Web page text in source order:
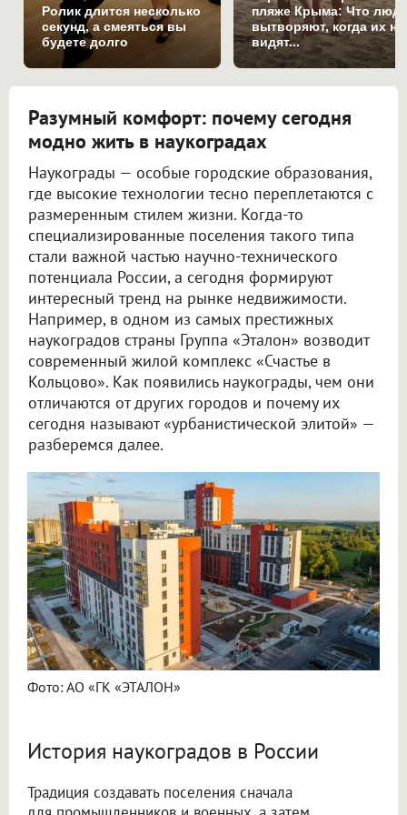
Ролик длится несколько
секунд, а смеяться вы
будете долго
пляже Крыма: Что
вытворяют, когда их не
видят...
Разумный комфорт: почему сегодня
модно жить в наукоградах
Наукограды — особые городские образования,
где высокие технологии тесно переплетаются с
размеренным стилем жизни. Когда-то
специализированные поселения такого типа
стали важной частью научно-технического
потенциала России, а сегодня формируют
интересный тренд на рынке недвижимости.
Например, в одном из самых престижных
наукоградов страны Группа «Эталон» возводит
современный жилой комплекс «Счастье в
Кольцово». Как появились наукограды, чем они
отличаются от других городов и почему их
сегодня называют «урбанистической элитой» —
разберемся далее.
Фото: АО «ГК «ЭТАЛОН»
История наукоградов в России
Традиция создавать поселения сначала